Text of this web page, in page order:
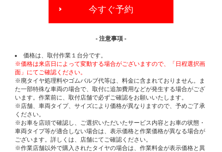
今すぐ予約
- 注意事項 -
価格は、取付作業１台分です。
※価格は来店日によって変動する場合がございますので、「日程選択画
面」にてご確認ください。
※廃タイヤ処理料やゴムバルブ代等は、料金に含まれておりません。ま
た一部特殊な車両の場合で、取付に追加費用などが発生する場合がござ
います。作業前に、取付店舗で必ずご確認をお願いいたします。
※店舗、車両タイプ、サイズにより価格が異なりますので、予めご了承
ください。
※お車を店頭で確認し、ご選択いただいたサービス内容とお車の状態・
車両タイプ等が適合しない場合は、表示価格と作業価格が異なる場合が
ございます。詳しくは、店舗にてご確認ください。
※作業店舗以外で購入されたタイヤの場合は、作業料金が表示価格と異